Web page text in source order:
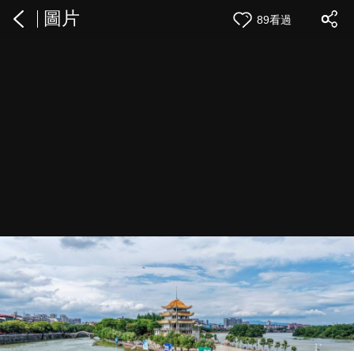
圖片 89看過